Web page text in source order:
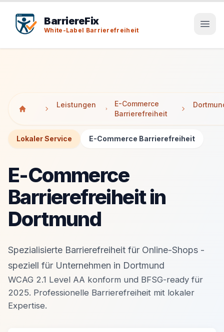
BarriereFix
White-Label Barrierefreiheit
Leistungen
E-Commerce
Barrierefreiheit
Lokaler Service E-Commerce Barrierefreiheit
E-Commerce
Barrierefreiheit in
Dortmund
Spezialisierte Barrierefreiheit für Online-Shops -
speziell für Unternehmen in Dortmund
WCAG 2.1 Level AA konform und BFSG-ready für
2025. Professionelle Barrierefreiheit mit lokaler
Expertise.